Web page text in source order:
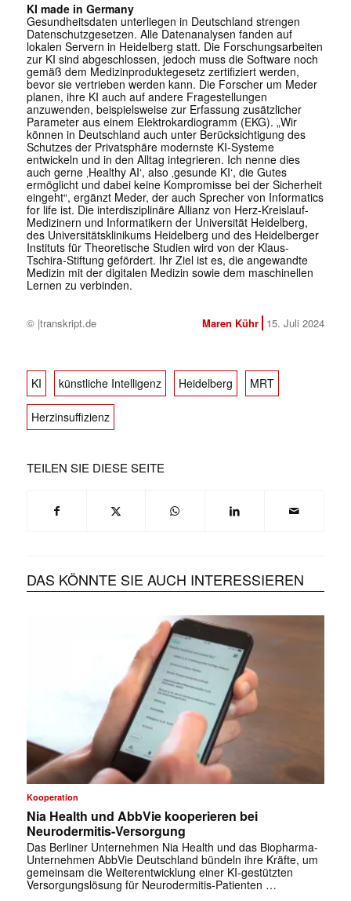
KI made in Germany
Gesundheitsdaten unterliegen in Deutschland strengen
Datenschutzgesetzen. Alle Datenanalysen fanden auf
lokalen Servern in Heidelberg statt. Die Forschungsarbeiten
zur KI sind abgeschlossen, jedoch muss die Software noch
gemäß dem Medizinproduktegesetz zertifiziert werden,
bevor sie vertrieben werden kann. Die Forscher um Meder
planen, ihre KI auch auf andere Fragestellungen
anzuwenden, beispielsweise zur Erfassung zusätzlicher
Parameter aus einem Elektrokardiogramm (EKG). „Wir
können in Deutschland auch unter Berücksichtigung des
Schutzes der Privatsphäre modernste KI-Systeme
entwickeln und in den Alltag integrieren. Ich nenne dies
auch gerne ‚Healthy AI‘, also ‚gesunde KI‘, die Gutes
ermöglicht und dabei keine Kompromisse bei der Sicherheit
eingeht“, ergänzt Meder, der auch Sprecher von Informatics
for life ist. Die interdisziplinäre Allianz von Herz-Kreislauf-
Medizinern und Informatikern der Universität Heidelberg,
des Universitätsklinikums Heidelberg und des Heidelberger
Instituts für Theoretische Studien wird von der Klaus-
Tschira-Stiftung gefördert. Ihr Ziel ist es, die angewandte
Medizin mit der digitalen Medizin sowie dem maschinellen
Lernen zu verbinden.
© |transkript.de Maren Kühr 15. Juli 2024
KI künstliche Intelligenz Heidelberg MRT
Herzinsuffizienz
TEILEN SIE DIESE SEITE
DAS KÖNNTE SIE AUCH INTERESSIEREN
Kooperation
Nia Health und AbbVie kooperieren bei
Neurodermitis-Versorgung
Das Berliner Unternehmen Nia Health und das Biopharma-
Unternehmen AbbVie Deutschland bündeln ihre Kräfte, um
gemeinsam die Weiterentwicklung einer KI-gestützten
Versorgungslösung für Neurodermitis-Patienten …